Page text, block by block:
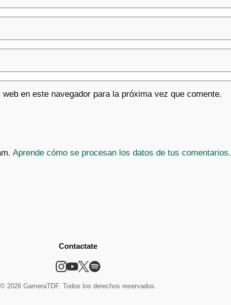
en este navegador para la próxima vez que comente.
Aprende cómo se procesan los datos de tus comentarios.
Contactate
© 2026 GameraTDF. Todos los derechos reservados.